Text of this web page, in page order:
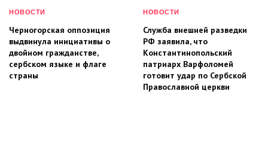
НОВОСТИ
Черногорская оппозиция
выдвинула инициативы о
двойном гражданстве,
сербском языке и флаге
страны
НОВОСТИ
Служба внешней разведки
РФ заявила, что
Константинопольский
патриарх Варфоломей
готовит удар по Сербской
Православной церкви